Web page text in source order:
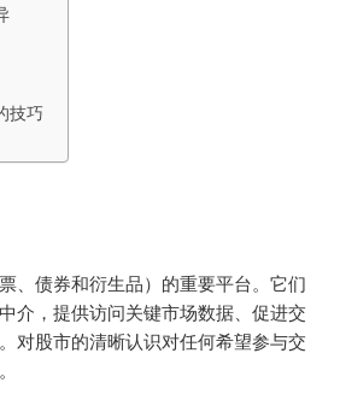
技巧
、债券和衍生品）的重要平台。它们
介，提供访问关键市场数据、促进交
对股市的清晰认识对任何希望参与交